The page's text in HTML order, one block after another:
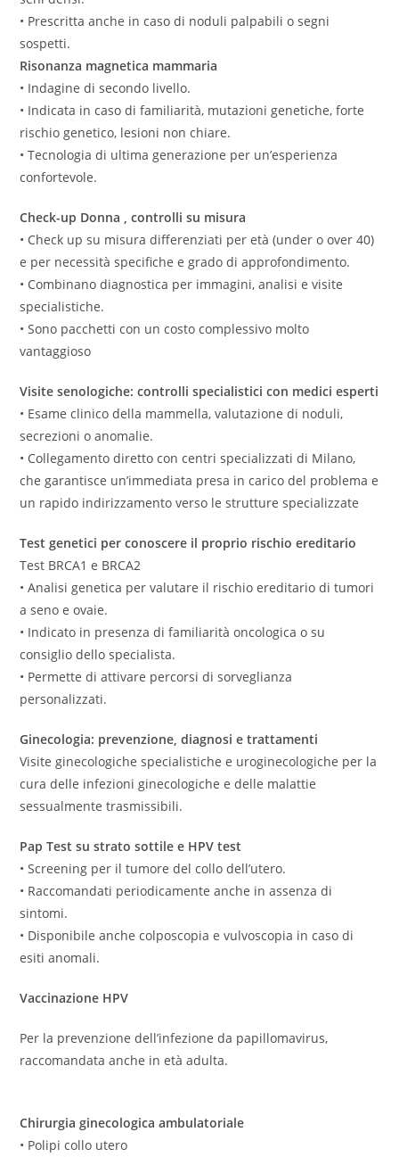
• Prescritta anche in caso di noduli palpabili o segni
sospetti.
Risonanza magnetica mammaria
• Indagine di secondo livello.
• Indicata in caso di familiarità, mutazioni genetiche, forte
rischio genetico, lesioni non chiare.
• Tecnologia di ultima generazione per un’esperienza
confortevole.
Check-up Donna , controlli su misura
• Check up su misura differenziati per età (under o over 40)
e per necessità specifiche e grado di approfondimento.
• Combinano diagnostica per immagini, analisi e visite
specialistiche.
• Sono pacchetti con un costo complessivo molto
vantaggioso
Visite senologiche: controlli specialistici con medici esperti
• Esame clinico della mammella, valutazione di noduli,
secrezioni o anomalie.
• Collegamento diretto con centri specializzati di Milano,
che garantisce un’immediata presa in carico del problema e
un rapido indirizzamento verso le strutture specializzate
Test genetici per conoscere il proprio rischio ereditario
Test BRCA1 e BRCA2
• Analisi genetica per valutare il rischio ereditario di tumori
a seno e ovaie.
• Indicato in presenza di familiarità oncologica o su
consiglio dello specialista.
• Permette di attivare percorsi di sorveglianza
personalizzati.
Ginecologia: prevenzione, diagnosi e trattamenti
Visite ginecologiche specialistiche e uroginecologiche per la
cura delle infezioni ginecologiche e delle malattie
sessualmente trasmissibili.
Pap Test su strato sottile e HPV test
• Screening per il tumore del collo dell’utero.
• Raccomandati periodicamente anche in assenza di
sintomi.
• Disponibile anche colposcopia e vulvoscopia in caso di
esiti anomali.
Vaccinazione HPV
Per la prevenzione dell’infezione da papillomavirus,
raccomandata anche in età adulta.
Chirurgia ginecologica ambulatoriale
• Polipi collo utero